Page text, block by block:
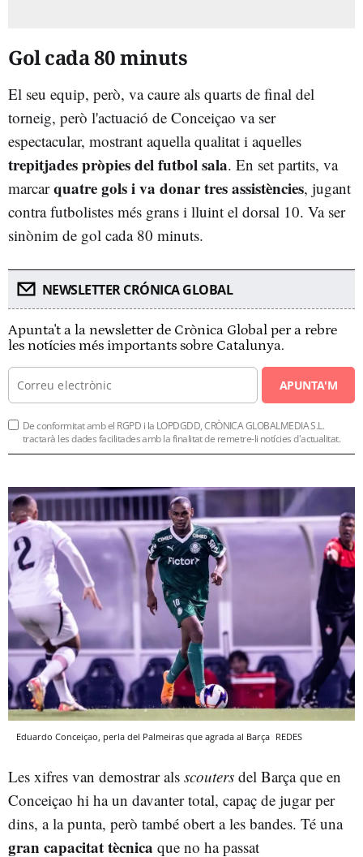
Gol cada 80 minuts
El seu equip, però, va caure als quarts de final del
torneig, però l'actuació de Conceiçao va ser
espectacular, mostrant aquella qualitat i aquelles
trepitjades pròpies del futbol sala. En set partits, va
marcarquatre gols i va donar tres assistències, jugant
contra futbolistes més grans i lluint el dorsal 10. Va ser
sinònim de gol cada 80 minuts.
NEWSLETTER CRÓNICA GLOBAL
Apunta't a la newsletter de Crònica Global per a rebre
les notícies més importants sobre Catalunya.
APUNTA'M
De conformitat amb el RGPD i la LOPDGDD, CRÒNICA GLOBALMEDIA S.L.
tractarà les dades facilitades amb la finalitat de remetre-li notícies d'actualitat.
Eduardo Conceiçao, perla del Palmeiras que agrada al Barça REDES
Les xifres van demostrar als scouters del Barça que en
Conceiçao hi ha un davanter total, capaç de jugar per
dins, a la punta, però també obert a les bandes. Té una
gran capacitat tècnica que no ha passat